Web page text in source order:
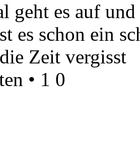
geht es auf
es schon ein
Zeit vergisst
• 1 0